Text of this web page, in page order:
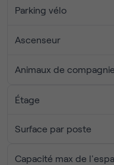
- Le dynamisme et la
Gallieni (ligne 3),
N'hésitez pas à me
Parking vélo
Ascenseur
Animaux de
Étage
Surface par poste
Capacité max de